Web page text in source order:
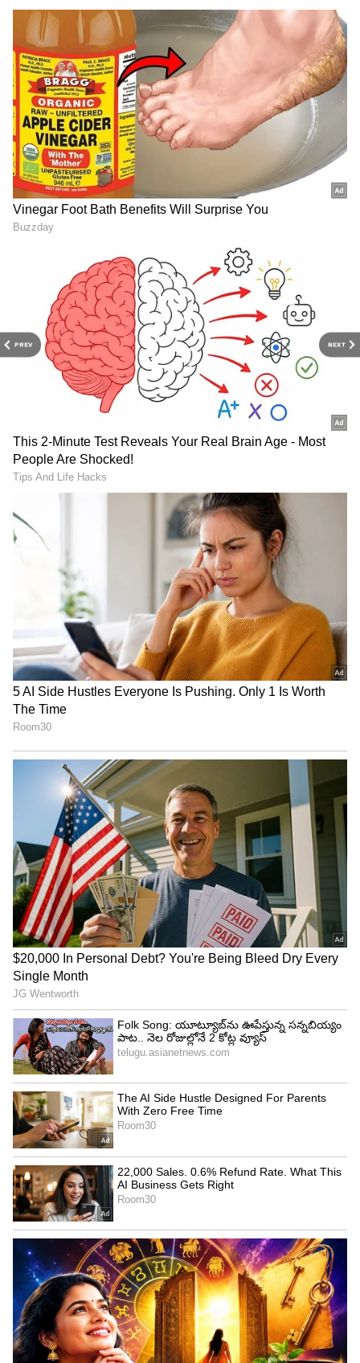
PREV NEXT
Image Credit : Asianet News
రుతుపవనాల రాకపై ఐఎండీ ఏం చెప్పిందంటే?
సాధారణంగా జూన్ 1 కల్లా కేరళను తాకాల్సిన నైరుతీ
రుతుపవనాల రాక ఈసారి కాస్త లేట్ కానుంది. మే 26నే
వస్తాయని ముందుగా అంచనా వేసిన భారత వాతావరణ
శాఖ, తాజాగా ఆ డేట్‌ను జూన్ 4, 5 మధ్యకు మార్చింది.
ప్రస్తుతం ఈ గాలులు తమిళనాడులోని కన్యాకుమారి
ప్రాంతాన్ని తాకేందుకు అనుకూలంగా ఉన్నాయి.
కేరళకు జూన్ 4న లేదా 5న వస్తే.. మన తెలుగు రాష్ట్రాలకు
వచ్చేసరికి జూన్ 10 దాటొచ్చని నిపుణులు చెప్తున్నారు. పైగా
ఈసారి ఆంధ్రప్రదేశ్, తెలంగాణకు వచ్చేసరికి గాలుల వేగం
తగ్గి, వర్షాల జోరు కాస్త తగ్గే అవకాశం ఉందనే వార్తలు కూడా
వస్తున్నాయి.
Related Articles
IPL 2026 Prize Money: ఐపీఎల్ 2026 ప్రైజ్ మనీ
ఎంత? విన్నర్‌, రన్నరప్‌ ఎంత అందుకుంటారు?
IPL 2026 Final: ఐపీఎల్ ఫైనల్ లో ఈ ఆరుగురు
ప్లేయర్స్ ఆడితే రచ్చ రంబోలానే !
3
5
ద్రోణుల ఎఫెక్ట్: ఆకాశంలో మేఘాల అలజడి
ప్రస్తుతం మధ్య పాకిస్థాన్ నుండి ఉత్తర కోస్తాంధ్ర వరకు ఒక
ద్రోణి విస్తరించి ఉంది. దీనికి తోడు బంగాళాఖాతంలో
ఉపరితల ఆవర్తనం, లక్షద్వీప్ నుంచి మరో ద్రోణి యాక్టివ్‌గా
ఉన్నాయి. ఈ సిస్టమ్స్ వల్ల సముద్ర మట్టం నుంచి దాదాపు 1
కిలోమీటర్ నుంచి 7.6 కిలోమీటర్ల ఎత్తు వరకు బలమైన
మేఘాలు కమ్ముకున్నాయి.
వీటి ప్రభావంతో మే 31 నుంచి జూన్ 3 వరకు కోస్తాంధ్ర,
యానాం, రాయలసీమతో పాటు తెలంగాణలో అక్కడక్కడా
ఈదురుగాలులు, పిడుగులతో కూడిన వానలు
పడనున్నాయి. ముఖ్యంగా తీరప్రాంతాల్లో గంటకు 50 నుంచి
70 కిలోమీటర్ల వేగంతో గాలులు వీచే ప్రమాదం ఉంది.